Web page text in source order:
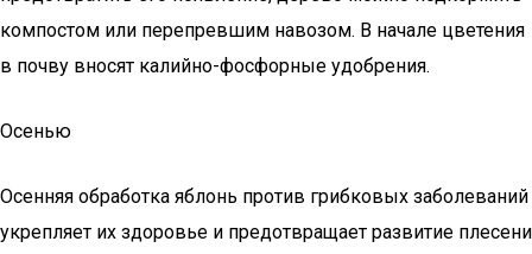
компостом или перепревшим навозом. В начале цветения
в почву вносят калийно-фосфорные удобрения.
Осенью
Осенняя обработка яблонь против грибковых заболеваний
укрепляет их здоровье и предотвращает развитие плесени